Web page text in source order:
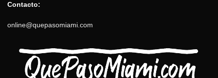
Contacto:
online@quepasomiami.com